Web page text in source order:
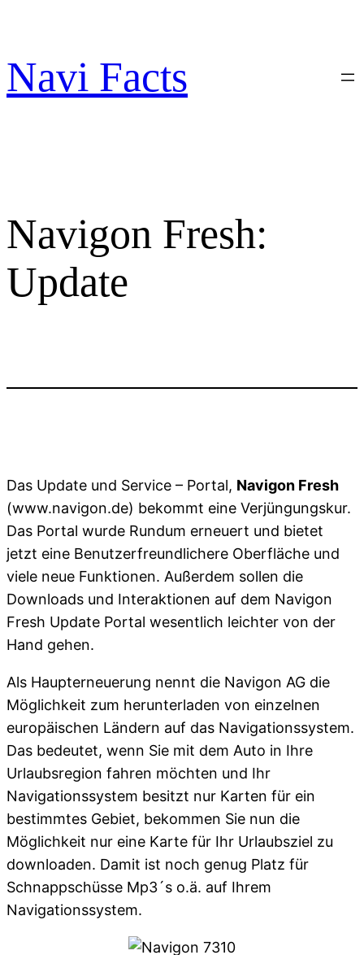
springen
Navi Facts
Navigon Fresh:
Update
Das Update und Service – Portal, Navigon Fresh
(www.navigon.de) bekommt eine Verjüngungskur.
Das Portal wurde Rundum erneuert und bietet
jetzt eine Benutzerfreundlichere Oberfläche und
viele neue Funktionen. Außerdem sollen die
Downloads und Interaktionen auf dem Navigon
Fresh Update Portal wesentlich leichter von der
Hand gehen.
Als Haupterneuerung nennt die Navigon AG die
Möglichkeit zum herunterladen von einzelnen
europäischen Ländern auf das Navigationssystem.
Das bedeutet, wenn Sie mit dem Auto in Ihre
Urlaubsregion fahren möchten und Ihr
Navigationssystem besitzt nur Karten für ein
bestimmtes Gebiet, bekommen Sie nun die
Möglichkeit nur eine Karte für Ihr Urlaubsziel zu
downloaden. Damit ist noch genug Platz für
Schnappschüsse Mp3´s o.ä. auf Ihrem
Navigationssystem.